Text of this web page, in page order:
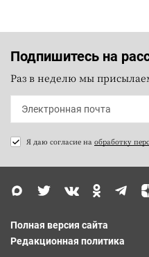
Подпишитесь на
Раз в неделю мы
Я даю согласие на обработку
Полная версия сайта
Редакционная политика